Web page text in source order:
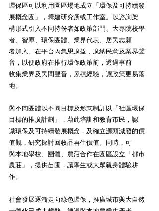
環保區可以利用園區場地成立「環保及可持續發
展概念園」，籌建研究所或工作室。以諮詢架
構形式引入不同持份者如政策部門、大專院校學
者、智庫、環保團體、業界代表、居民志願
者加入。在平台內集思廣益，廣納民意及業界聲
音，以便政府在推行環保政策前，透過事前
收集業界及民間聲音，累積經驗，讓政策更易落
地。
與不同團體以不同目標及形式制訂以「社區環保
目標的推廣計劃」，藉此培訓和教育市民，認
識環保及可持續發展概念，及確立源頭減廢的價
值觀，研究探討回收品再生價值。同時，可
與本地學校、團體、農莊合作在園區設立「都市
農莊」，提供苗圃，讓學生或大眾親身體驗耕
作。
社會發展逐漸走向綠色環保，推廣城市與大自然